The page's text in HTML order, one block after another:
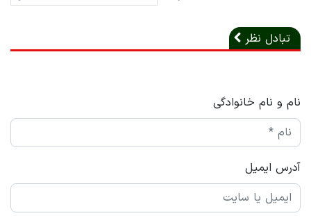
تبادل نظر
نام و نام خانوادگی
آدرس ایمیل